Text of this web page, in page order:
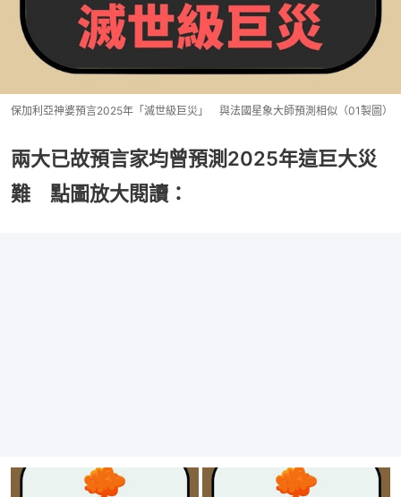
保加利亞神婆預言2025年「滅世級巨災」 與法國星象大師預測相似（01製圖）
兩大已故預言家均曾預測2025年這巨大災
難 點圖放大閱讀：